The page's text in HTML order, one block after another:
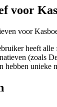
voor
voor
heeft alle
(zoals
hebben unieke